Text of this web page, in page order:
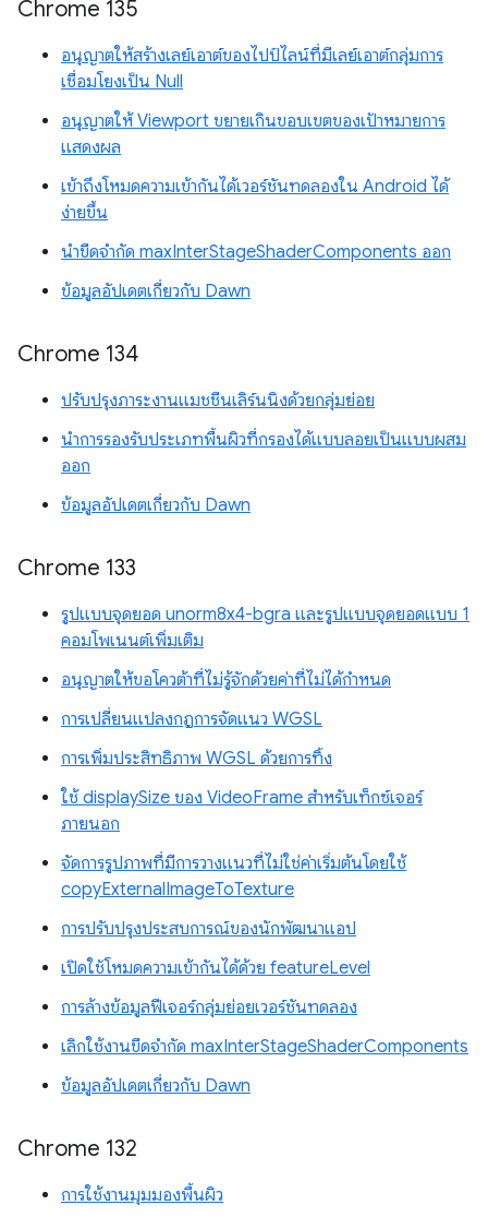
Chrome 135
อนุญาตให้สร้างเลย์เอาต์ของไปป์ไลน์ที่มีเลย์เอาต์กลุ่มการ
เชื่อมโยงเป็น Null
อนุญาตให้ Viewport ขยายเกินขอบเขตของเป้าหมายการ
แสดงผล
เข้าถึงโหมดความเข้ากันได้เวอร์ชันทดลองใน Android ได้
ง่ายขึ้น
นำขีดจำกัด maxInterStageShaderComponents ออก
ข้อมูลอัปเดตเกี่ยวกับ Dawn
Chrome 134
ปรับปรุงภาระงานแมชชีนเลิร์นนิงด้วยกลุ่มย่อย
นำการรองรับประเภทพื้นผิวที่กรองได้แบบลอยเป็นแบบผสม
ออก
ข้อมูลอัปเดตเกี่ยวกับ Dawn
Chrome 133
รูปแบบจุดยอด unorm8x4-bgra และรูปแบบจุดยอดแบบ 1
คอมโพเนนต์เพิ่มเติม
อนุญาตให้ขอโควต้าที่ไม่รู้จักด้วยค่าที่ไม่ได้กำหนด
การเปลี่ยนแปลงกฎการจัดแนว WGSL
การเพิ่มประสิทธิภาพ WGSL ด้วยการทิ้ง
ใช้ displaySize ของ VideoFrame สำหรับเท็กซ์เจอร์
ภายนอก
จัดการรูปภาพที่มีการวางแนวที่ไม่ใช่ค่าเริ่มต้นโดยใช้
copyExternalImageToTexture
การปรับปรุงประสบการณ์ของนักพัฒนาแอป
เปิดใช้โหมดความเข้ากันได้ด้วย featureLevel
การล้างข้อมูลฟีเจอร์กลุ่มย่อยเวอร์ชันทดลอง
เลิกใช้งานขีดจำกัด maxInterStageShaderComponents
ข้อมูลอัปเดตเกี่ยวกับ Dawn
Chrome 132
การใช้งานมุมมองพื้นผิว